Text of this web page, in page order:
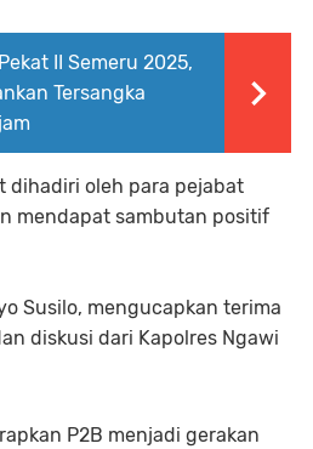
II Semeru 2025,
Tersangka
dihadiri oleh para pejabat
mendapat sambutan positif
Susilo, mengucapkan terima
diskusi dari Kapolres Ngawi
P2B menjadi gerakan